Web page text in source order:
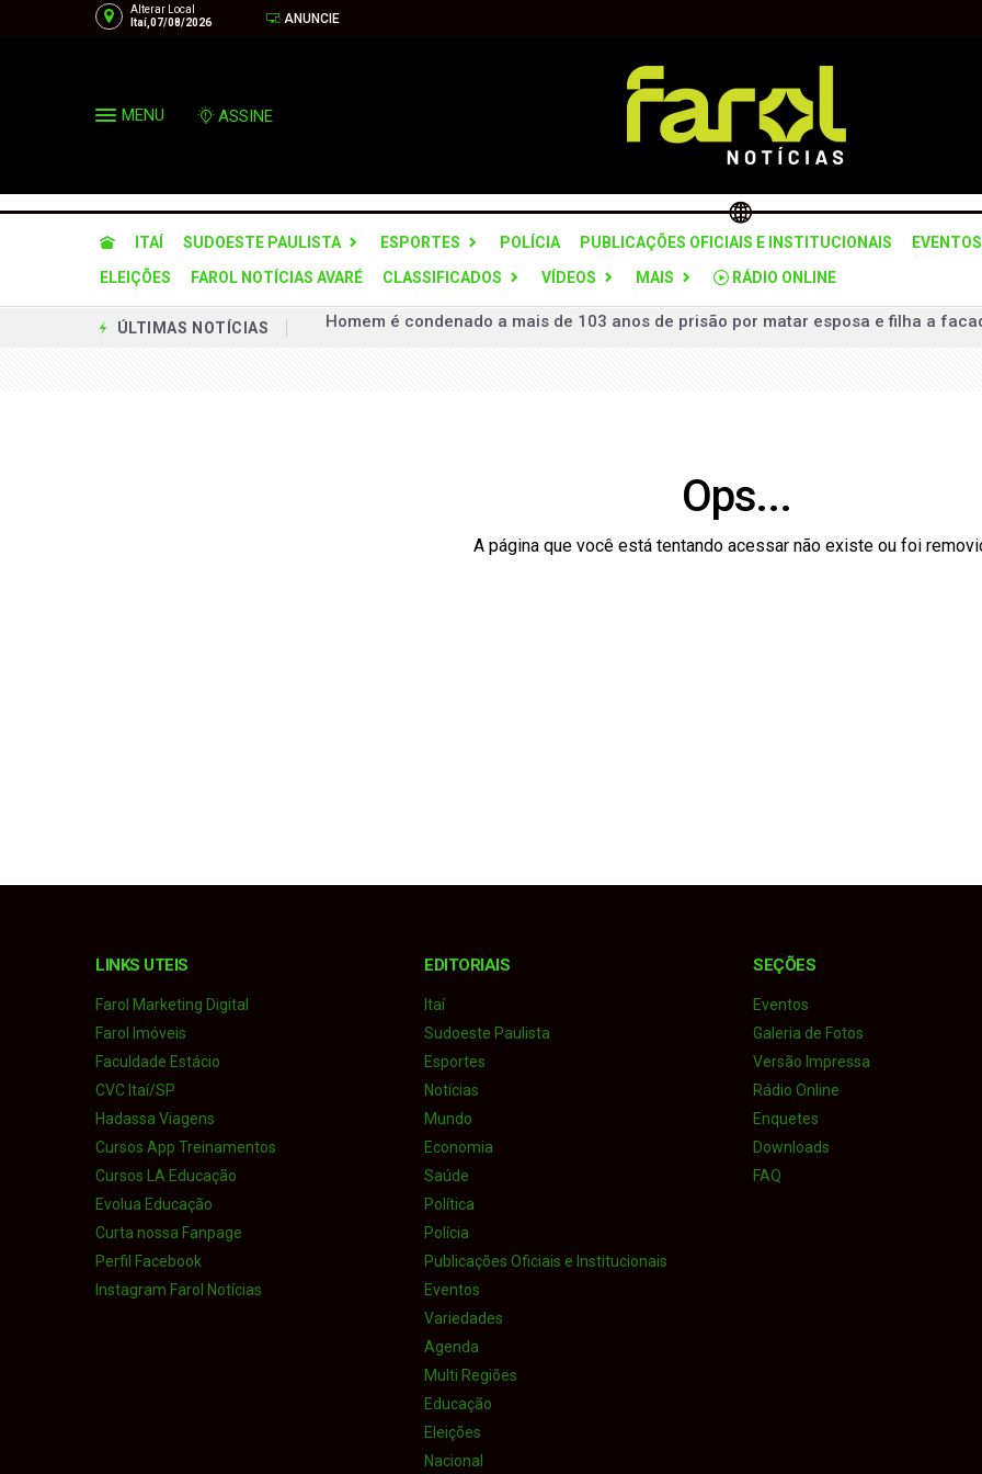
Alterar Local
Itaí,07/08/2026
ANUNCIE
MENU ASSINE
ITAÍ SUDOESTE PAULISTA ESPORTES POLÍCIA PUBLICAÇÕES OFICIAIS E INSTITUCIONAIS EVENTOS
ELEIÇÕES
FAROL NOTÍCIAS AVARÉ CLASSIFICADOS VÍDEOS MAIS RÁDIO ONLINE
ÚLTIMAS NOTÍCIAS
Defesa Civil de SP alerta para mudança de tempo no estado nesta quarta-feira (5)
Município terá prefeito interino até realização de novas eleições
Procurador explica modelo jurídico para realização da Emapa 2026 sem recursos
Ops...
A página que você está tentando acessar não existe ou foi
LINKS UTEIS
Farol Marketing Digital
Farol Imóveis
Faculdade Estácio
CVC Itaí/SP
Hadassa Viagens
Cursos App Treinamentos
Cursos LA Educação
Evolua Educação
Curta nossa Fanpage
Perfil Facebook
Instagram Farol Notícias
EDITORIAIS
Itaí
Sudoeste Paulista
Esportes
Notícias
Mundo
Economia
Saúde
Política
Polícia
Publicações Oficiais e Institucionais
Eventos
Variedades
Agenda
Multi Regiões
Educação
Eleições
Nacional
SEÇÕES
Eventos
Galeria de Fotos
Versão Impressa
Rádio Online
Enquetes
Downloads
FAQ